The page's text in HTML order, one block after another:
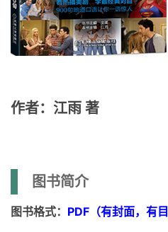
作者：江雨 著
图书简介
图书格式： PDF（有封面，有目